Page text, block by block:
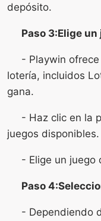
depósito.
Paso 3:Elige
- Playwin
lotería, incluidos
gana.
- Haz clic en la
juegos disponibles.
- Elige un juego
Paso
- Dependiendo